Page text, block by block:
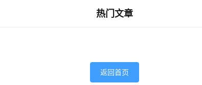
热门文章
返回首页